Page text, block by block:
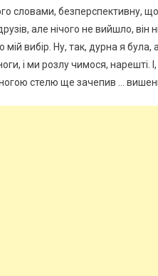
словами, безперспективну,
але нічого не вийшло, він
вибір. Ну, так, дурна я
і ми розлу чимося, нарешті.
стелю ще зачепив …